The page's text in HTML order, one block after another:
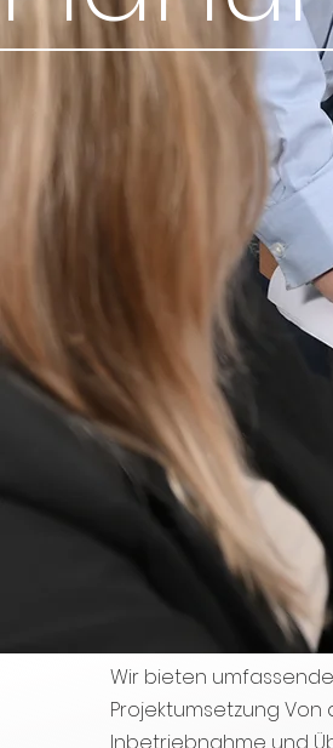
Wir bieten
Projektumsetzung